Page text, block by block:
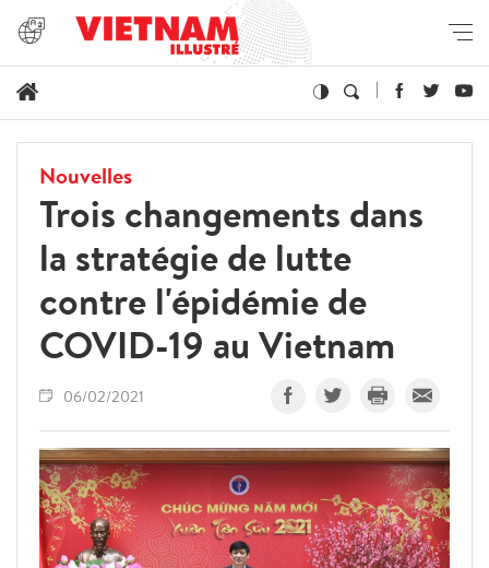
Nouvelles
Trois changements dans
la stratégie de lutte
contre l'épidémie de
COVID-19 au Vietnam
06/02/2021